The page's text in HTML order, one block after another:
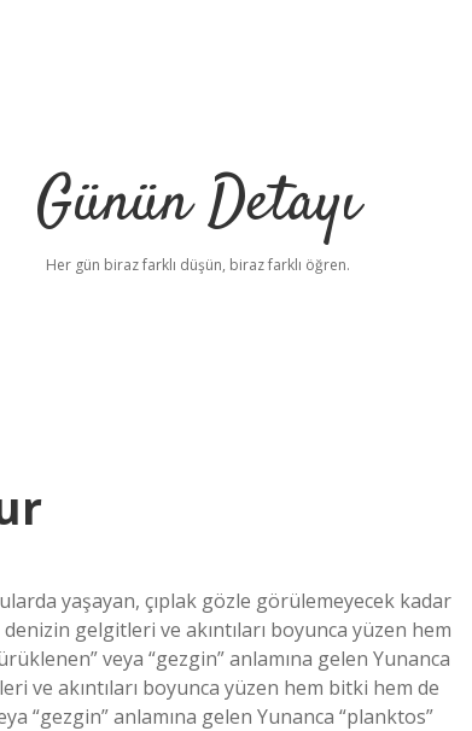
Günün Detayı
Her gün biraz farklı düşün, biraz farklı öğren.
yaşayan, çıplak gözle görülemeyecek kadar
gelgitleri ve akıntıları boyunca yüzen hem
veya “gezgin” anlamına gelen Yunanca
ve akıntıları boyunca yüzen hem bitki hem de
“gezgin” anlamına gelen Yunanca “planktos”